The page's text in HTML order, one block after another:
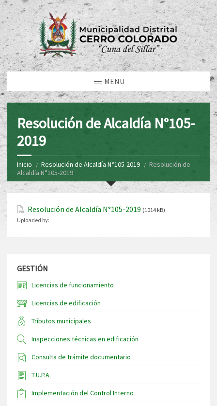
MENU
Resolución de Alcaldía N°105-
2019
Inicio Resolución de Alcaldía N°105-2019
Resolución de
Alcaldía N°105-2019
Resolución de Alcaldía N°105-2019 (1014 kB)
Uploaded by:
GESTIÓN
Licencias de funcionamiento
Licencias de edificación
Tributos municipales
Inspecciones técnicas en edificación
Consulta de trámite documentario
T.U.P.A.
Implementación del Control Interno